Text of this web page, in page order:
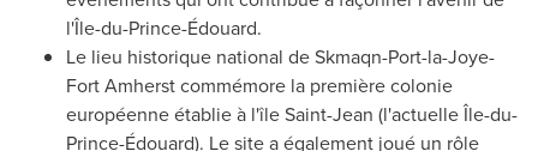
l'Île-du-Prince-Édouard.
Le lieu historique national de Skmaqn-Port-la-Joye-
Fort Amherstcommémore la première colonie
européenne établie à l'île Saint-Jean (l'actuelle Île-du-
Prince-Édouard). Le site a également joué un rôle